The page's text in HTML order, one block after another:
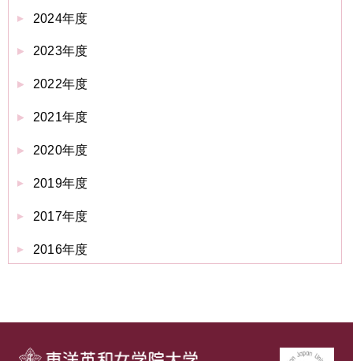
2024年度
2023年度
2022年度
2021年度
2020年度
2019年度
2017年度
2016年度